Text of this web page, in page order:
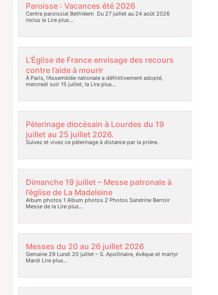
Paroisse : Vacances été 2026
Centre paroissial Bethléem Du 27 juillet au 24 août 2026
inclus leLire plus…
L’Église de France envisage des recours
contre l’aide à mourir
À Paris, l’Assemblée nationale a définitivement adopté,
mercredi soir 15 juillet, laLire plus…
Pèlerinage diocèsain à Lourdes du 19
juillet au 25 juillet 2026.
Suivez et vivez ce pèlerinage à distance par la prière.
Dimanche 19 juillet – Messe patronale à
l’église de La Madeleine
Album photos 1 Album photos 2 Photos Sandrine Berroir
Messe de laLire plus…
Messes du 20 au 26 juillet 2026
Semaine 29 Lundi 20 juillet – S. Apollinaire, évêque et martyr
Mardi Lire plus…